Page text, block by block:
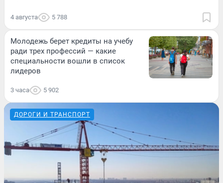
4 августа 5 788
Молодежь берет кредиты на учебу
ради трех профессий — какие
специальности вошли в список
лидеров
3 часа 5 902
ДОРОГИ И ТРАНСПОРТ